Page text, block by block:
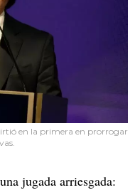
en la primera en prorrogar
jugada arriesgada: